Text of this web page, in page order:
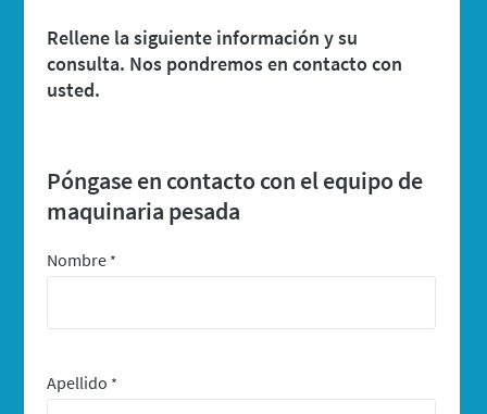
Rellene la siguiente información y su
consulta. Nos pondremos en contacto con
usted.
Póngase en contacto con el equipo de
maquinaria pesada
Nombre *
Apellido *